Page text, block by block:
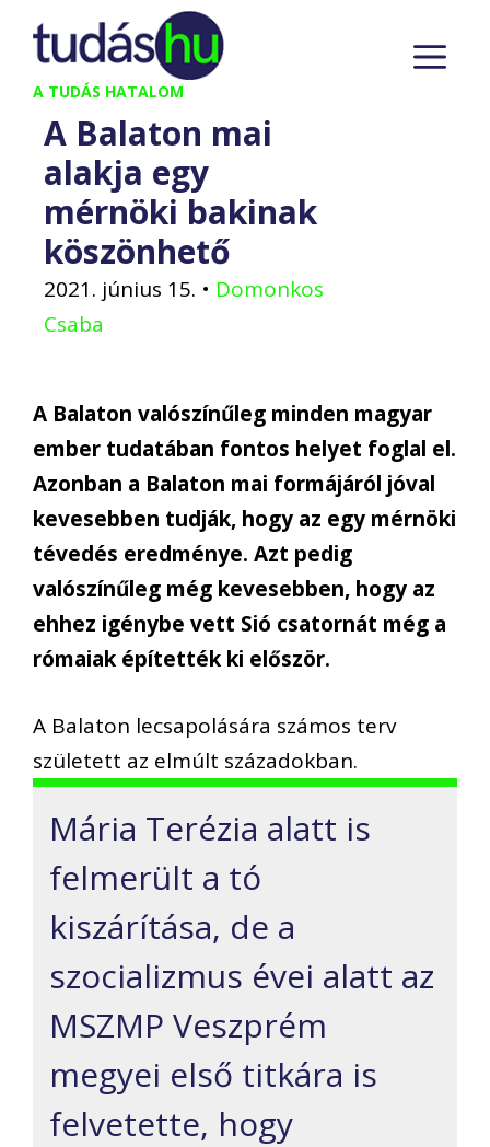
Kilépés
tartalomba
A TUDÁS HATALOM
A Balaton mai
alakja egy
mérnöki bakinak
köszönhető
2021. június 15. • Domonkos
Csaba
A Balaton valószínűleg minden magyar
ember tudatában fontos helyet foglal el.
Azonban a Balaton mai formájáról jóval
kevesebben tudják, hogy az egy mérnöki
tévedés eredménye. Azt pedig
valószínűleg még kevesebben, hogy az
ehhez igénybe vett Sió csatornát még a
rómaiak építették ki először.
A Balaton lecsapolására számos terv
született az elmúlt századokban.
Mária Terézia alatt is
felmerült a tó
kiszárítása, de a
szocializmus évei alatt az
MSZMP Veszprém
megyei első titkára is
felvetette, hogy